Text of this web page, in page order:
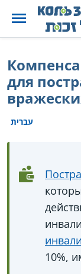
для
עברית
10%,